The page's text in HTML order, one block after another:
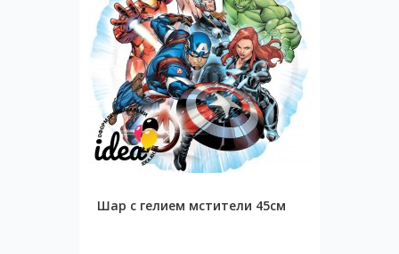
Шар с гелием мстители 45см